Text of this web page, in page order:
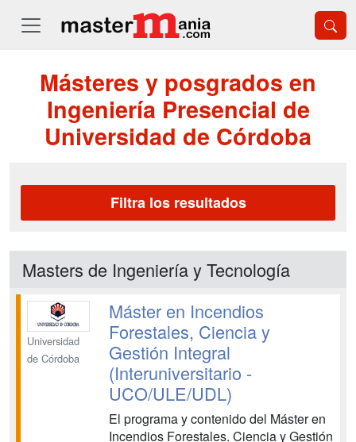
Másteres y posgrados en
Ingeniería Presencial de
Universidad de Córdoba
Filtra los resultados
Masters de Ingeniería y Tecnología
Universidad
de Córdoba
Máster en Incendios
Forestales, Ciencia y
Gestión Integral
(Interuniversitario -
UCO/ULE/UDL)
El programa y contenido del Máster en
Incendios Forestales. Ciencia y Gestión